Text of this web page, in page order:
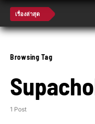
เรื่องล่าสุด
Browsing Tag
1 Post